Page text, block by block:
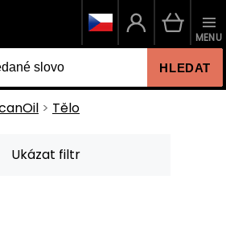
HLEDAT
MENU
Tělo
Ukázat filtr